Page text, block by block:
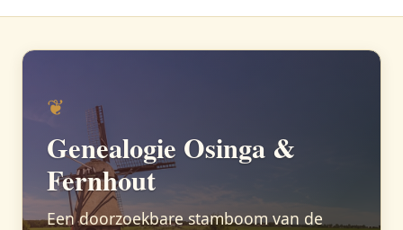
❦
Genealogie Osinga &
Fernhout
Een doorzoekbare stamboom van de